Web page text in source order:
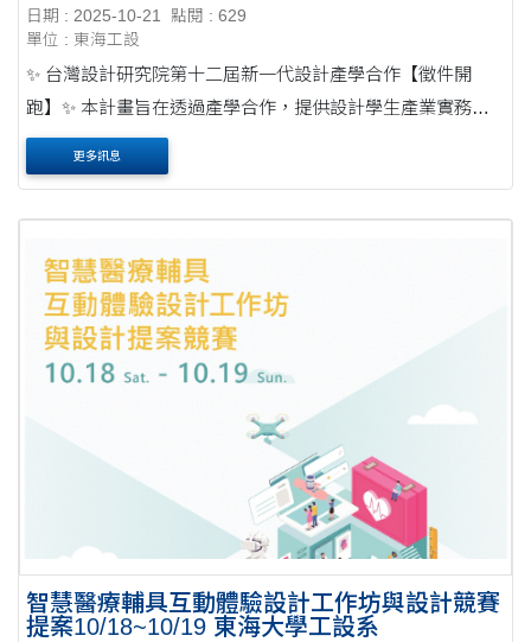
日期 : 2025-10-21
點閱 : 629
單位 : 東海工設
✨ 台灣設計研究院第十二屆新一代設計產學合作【徵件開
跑】✨ 本計畫旨在透過產學合作，提供設計學生產業實務經
驗、市場需求及製程技術等相關產業知識，消弭學用落差，
使創意人才能提前與產業接軌。計畫將協助學生....
更多訊息
智慧醫療輔具互動體驗設計工作坊與設計競賽
提案10/18~10/19 東海大學工設系